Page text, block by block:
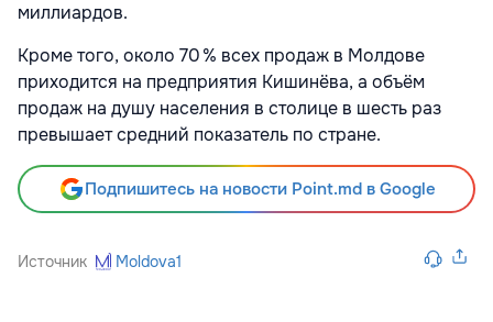
миллиардов.
Кроме того, около 70 % всех продаж в Молдове
приходится на предприятия Кишинёва, а объём
продаж на душу населения в столице в шесть раз
превышает средний показатель по стране.
Подпишитесь на новости Point.md в Google
Источник Moldova1